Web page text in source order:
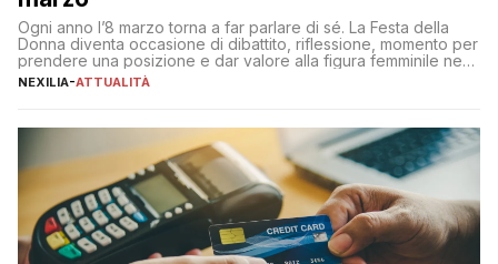
Ogni anno l’8 marzo torna a far parlare di sé. La Festa della
Donna diventa occasione di dibattito, riflessione, momento per
prendere una posizione e dar valore alla figura femminile nella
sua complessità e crucialità. A lanciare un messaggio “forte e
NEXILIA-ATTUALITÀ